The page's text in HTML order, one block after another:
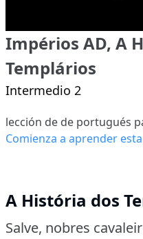
Impérios AD, A
Templários
Intermedio 2
lección de de portugués
Comienza a aprender
A História dos
Salve, nobres